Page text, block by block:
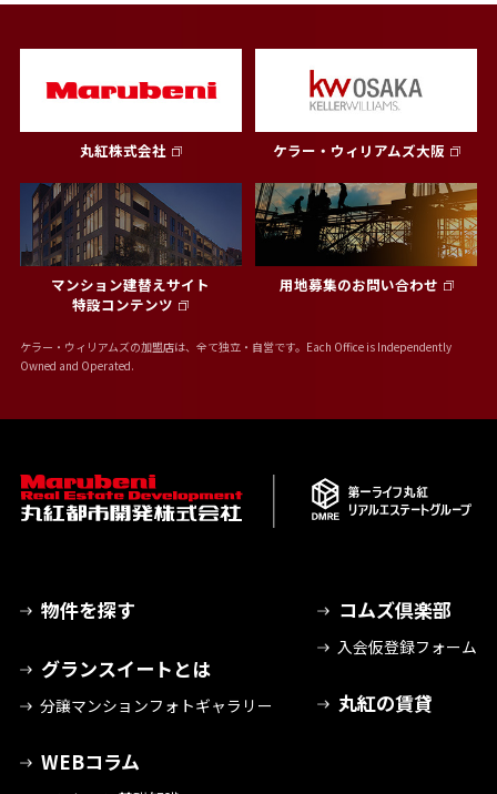
丸紅株式会社 ケラー・ウィリアムズ大阪
マンション建替えサイト
特設コンテンツ
用地募集のお問い合わせ
ケラー・ウィリアムズの加盟店は、全て独立・自営です。Each Office is Independently
Owned and Operated.
物件を探す
グランスイートとは
分譲マンションフォトギャラリー
WEBコラム
コムズ倶楽部
入会仮登録フォーム
丸紅の賃貸